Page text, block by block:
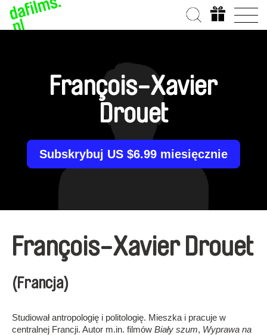
François-Xavier
Drouet
Subskrybuj US $6.99 miesięcznie
François-Xavier Drouet
(Francja)
Studiował antropologię i politologię. Mieszka i pracuje w
centralnej Francji. Autor m.in. filmów Biały szum, Wyprawa na